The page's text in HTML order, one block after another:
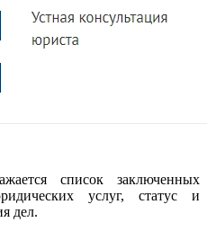
список заключенных
услуг, статус и
дел.